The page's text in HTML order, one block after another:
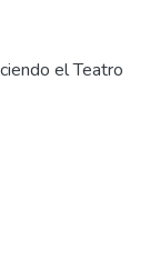
el Teatro